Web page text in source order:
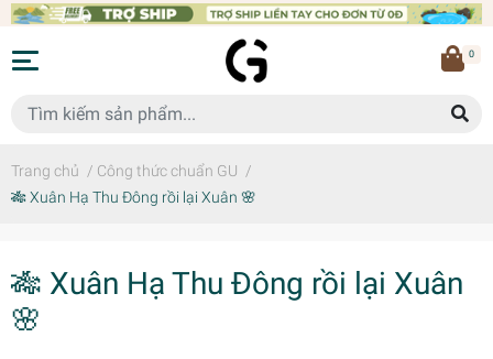
0
Trang chủ / Công thức chuẩn GU /
🎋 Xuân Hạ Thu Đông rồi lại Xuân 🌸
🎋 Xuân Hạ Thu Đông rồi lại Xuân
🌸